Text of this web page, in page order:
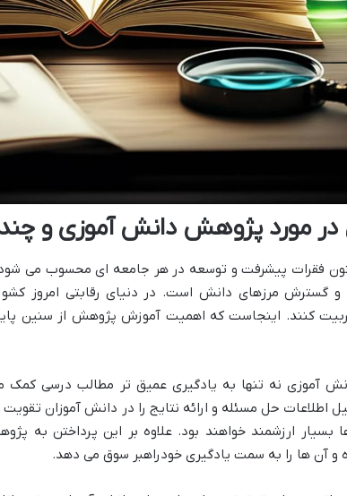
مورد پژوهش دانش آموزی و چند
فقرات پیشرفت و توسعه در هر جامعه ای محسوب می
گسترش مرزهای دانش است. در دنیای رقابتی امروز
کنند. اینجاست که اهمیت آموزش پژوهش از سنین
آموزی نه تنها به یادگیری عمیق تر مطالب درسی کمک
اطلاعات حل مسئله و ارائه نتایج را در دانش آموزان
بسیار ارزشمند خواهند بود. علاوه بر این پرداختن به
و آن ها را به سمت یادگیری خودراهبر سوق می دهد.